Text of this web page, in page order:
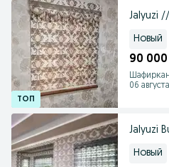
Jalyuzi
Новый
90
06
Jalyuzi
Новый